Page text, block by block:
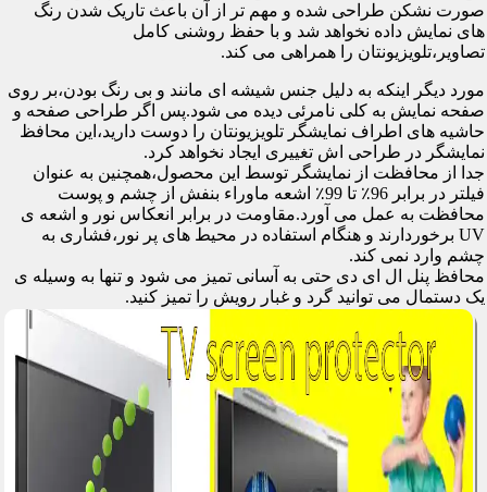
صورت نشکن طراحی شده و مهم تر از آن باعث تاریک شدن رنگ
های نمایش داده نخواهد شد و با حفظ روشنی کامل
تصاویر،تلویزیونتان را همراهی می کند.
مورد دیگر اینکه به دلیل جنس شیشه ای مانند و بی رنگ بودن،بر روی
صفحه نمایش به کلی نامرئی دیده می شود.پس اگر طراحی صفحه و
حاشیه های اطراف نمایشگر تلویزیونتان را دوست دارید،این محافظ
نمایشگر در طراحی اش تغییری ایجاد نخواهد کرد.
جدا از محافظت از نمایشگر توسط این محصول،همچنین به عنوان
فیلتر در برابر 96٪ تا 99٪ اشعه ماوراء بنفش از چشم و پوست
محافظت به عمل می آورد.مقاومت در برابر انعکاس نور و اشعه ی
UV برخوردارند و هنگام استفاده در محیط های پر نور،فشاری به
چشم وارد نمی کند.
محافظ پنل ال ای دی حتی به آسانی تمیز می شود و تنها به وسیله ی
یک دستمال می توانید گرد و غبار رویش را تمیز کنید.